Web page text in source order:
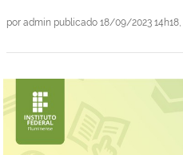
por admin publicado 18/09/2023 14h18,